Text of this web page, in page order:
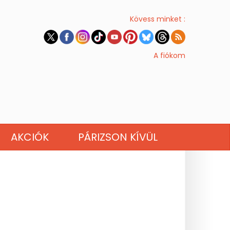
Kövess minket :
A fiókom
AKCIÓK PÁRIZSON KÍVÜL